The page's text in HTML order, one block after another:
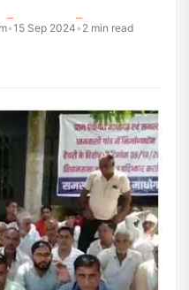
•15 Sep 2024• 2 min read